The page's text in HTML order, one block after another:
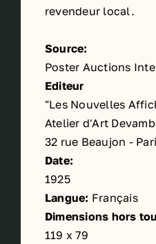
revendeur local.
Source:
Poster Auctions
Editeur
"Les Nouvelles
Atelier d'Art
32 rue Beaujon -
Date:
1925
Langue: Français
Dimensions hors
119 x 79